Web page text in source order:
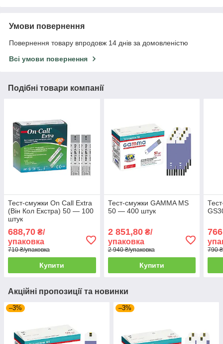
Умови повернення
Повернення товару впродовж 14 днів за домовленістю
Всі умови повернення
Подібні товари компанії
Тест-смужки On Call Extra
(Він Кол Екстра) 50 — 100
штук
688,70 ₴/
упаковка
710 ₴/упаковка
Купити
Тест-смужки GAMMA MS
50 — 400 штук
2 851,80₴/
упаковка
2 940 ₴/упаковка
Купити
790
Акційні пропозиції та новинки
–3% –3%